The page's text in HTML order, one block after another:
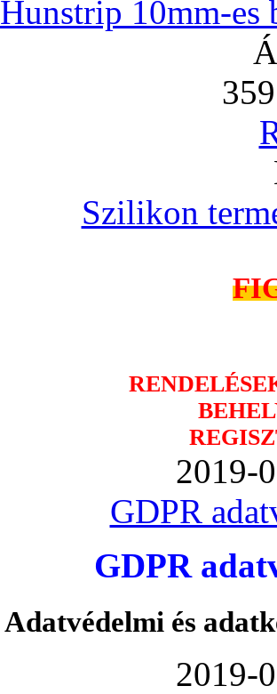
Hunstrip 10mm-es
Szilikon
2019-
GDPR
GDPR
Adatvédelmi és
2019-